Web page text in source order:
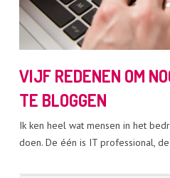
VIJF REDENEN OM
TE BLOGGEN
Ik ken heel wat mensen in het
doen. De één is IT professional,